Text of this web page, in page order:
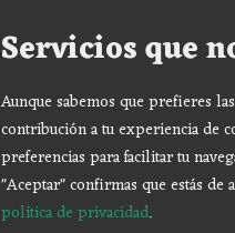
Servicios que
Aunque sabemos que prefieres
contribución a tu experiencia de
preferencias para facilitar tu
"Aceptar" confirmas que estás de
política de privacidad.